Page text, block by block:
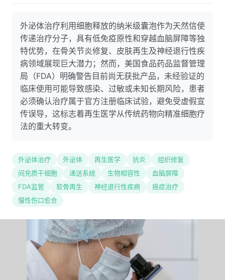
外泌体治疗利用细胞释放的纳米级囊泡作为天然信使
传递治疗分子，具有低免疫原性和穿越血脑屏障等独
特优势，在骨关节炎修复、皮肤再生及神经退行性疾
病领域展现巨大潜力；然而，美国食品药品监督管理
局（FDA）明确警告目前尚无获批产品，未经验证的
临床使用可能导致感染、过敏或未知长期风险，患者
必须确认治疗属于官方注册临床试验，避免受虚假宣
传误导，这标志着再生医学从传统药物向精准细胞疗
法的重大转变。
外泌体治疗 外泌体 再生医学 抗炎
组织修复
间充质干细胞
递送系统 生物相容性
血脑屏障
FDA监管
软骨再生 神经退行性疾病
癌症治疗
慢性伤口愈合